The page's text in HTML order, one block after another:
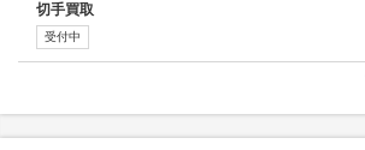
切手買取
受付中